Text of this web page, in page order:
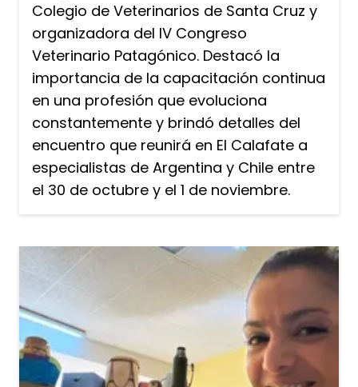
Colegio de Veterinarios de Santa Cruz y
organizadora del IV Congreso
Veterinario Patagónico. Destacó la
importancia de la capacitación continua
en una profesión que evoluciona
constantemente y brindó detalles del
encuentro que reunirá en El Calafate a
especialistas de Argentina y Chile entre
el 30 de octubre y el 1 de noviembre.